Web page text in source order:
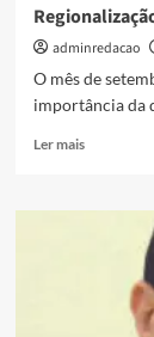
adminredacao
O mês de
importância da
Ler mais